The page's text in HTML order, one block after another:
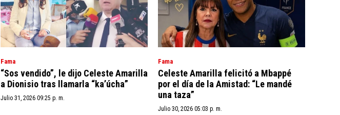
Fama
“Sos vendido”, le dijo Celeste Amarilla
a Dionisio tras llamarla “ka’úcha”
Julio 31, 2026 09:25 p. m.
Fama
Celeste Amarilla felicitó a Mbappé
por el día de la Amistad: “Le mandé
una taza”
Julio 30, 2026 05:03 p. m.